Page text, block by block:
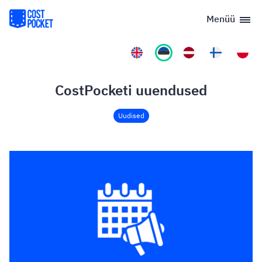
Menüü
Uudised
CostPocketi uuendused